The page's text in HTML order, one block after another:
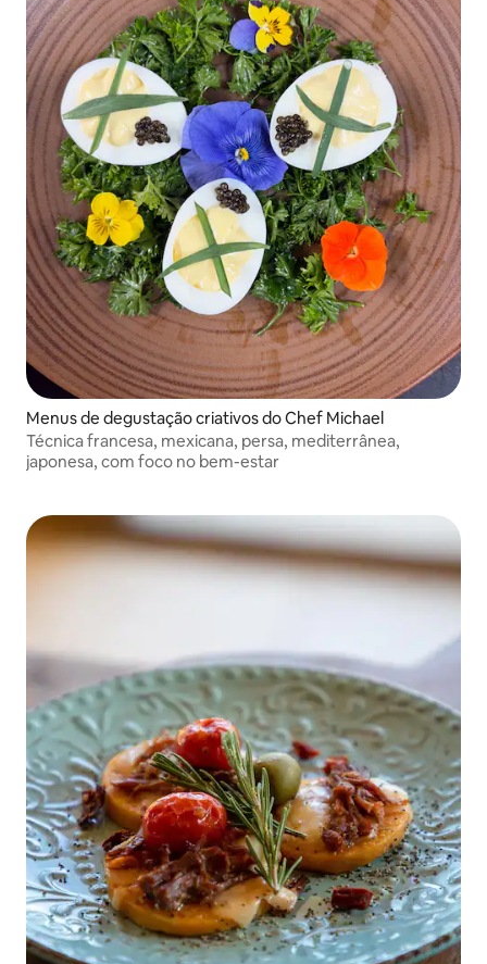
Menus de degustação criativos do Chef Michael
Técnica francesa, mexicana, persa, mediterrânea,
japonesa, com foco no bem-estar